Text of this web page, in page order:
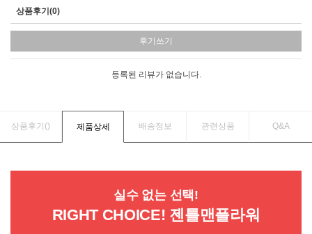
상품후기(0)
후기쓰기
등록된 리뷰가 없습니다.
상품후기() 제품상세 배송정보 관련상품 Q&A
실수 없는 선택!
RIGHT CHOICE! 젠틀맨플라워